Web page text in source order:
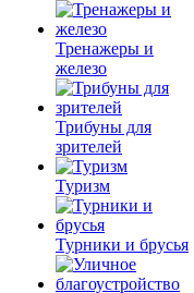
Тренажеры и
железо
Трибуны для
зрителей
Туризм
Турники и брусья